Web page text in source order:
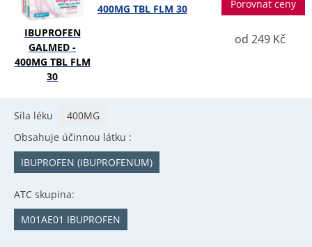
IBUPROFEN
GALMED -
400MG TBL FLM
30
400MG TBL FLM 30
Porovnat ceny
od 249 Kč
Síla léku
400MG
Obsahuje účinnou látku :
IBUPROFEN (IBUPROFENUM)
ATC skupina:
M01AE01 IBUPROFEN